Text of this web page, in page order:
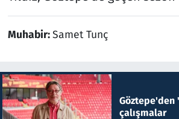
Muhabir:Samet Tunç
çalışmalar